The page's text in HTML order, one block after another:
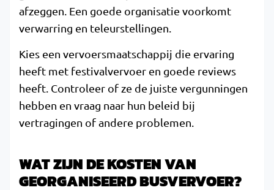
afzeggen. Een goede organisatie voorkomt
verwarring en teleurstellingen.
Kies een vervoersmaatschappij die ervaring
heeft met festivalvervoer en goede reviews
heeft. Controleer of ze de juiste vergunningen
hebben en vraag naar hun beleid bij
vertragingen of andere problemen.
WAT ZIJN DE KOSTEN VAN
GEORGANISEERD BUSVERVOER?